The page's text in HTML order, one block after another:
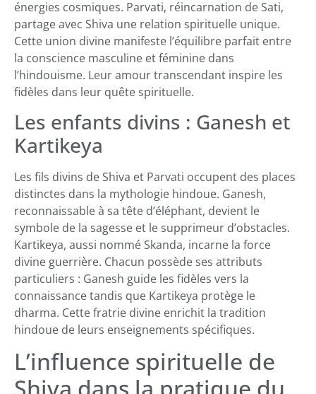
énergies cosmiques. Parvati, réincarnation de Sati,
partage avec Shiva une relation spirituelle unique.
Cette union divine manifeste l’équilibre parfait entre
la conscience masculine et féminine dans
l’hindouisme. Leur amour transcendant inspire les
fidèles dans leur quête spirituelle.
Les enfants divins : Ganesh et
Kartikeya
Les fils divins de Shiva et Parvati occupent des places
distinctes dans la mythologie hindoue. Ganesh,
reconnaissable à sa tête d’éléphant, devient le
symbole de la sagesse et le supprimeur d’obstacles.
Kartikeya, aussi nommé Skanda, incarne la force
divine guerrière. Chacun possède ses attributs
particuliers : Ganesh guide les fidèles vers la
connaissance tandis que Kartikeya protège le
dharma. Cette fratrie divine enrichit la tradition
hindoue de leurs enseignements spécifiques.
L’influence spirituelle de